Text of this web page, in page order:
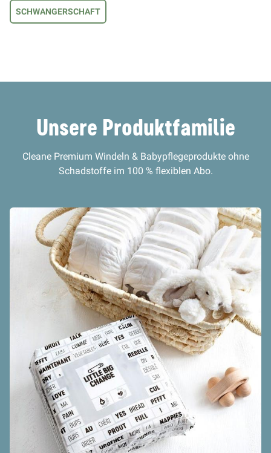
SCHWANGERSCHAFT
Unsere Produktfamilie
Cleane Premium Windeln & Babypflegeprodukte ohne
Schadstoffe im 100 % flexiblen Abo.